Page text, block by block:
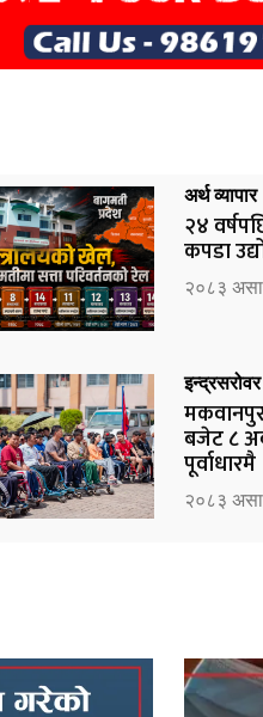
अर्थ व्यापार
२४
कपडा
२०८३
बजेट ८
पूर्वाधारमै
२०८३